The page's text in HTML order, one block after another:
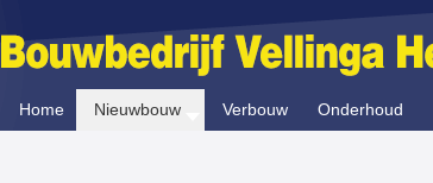
Home Nieuwbouw Verbouw Onderhoud